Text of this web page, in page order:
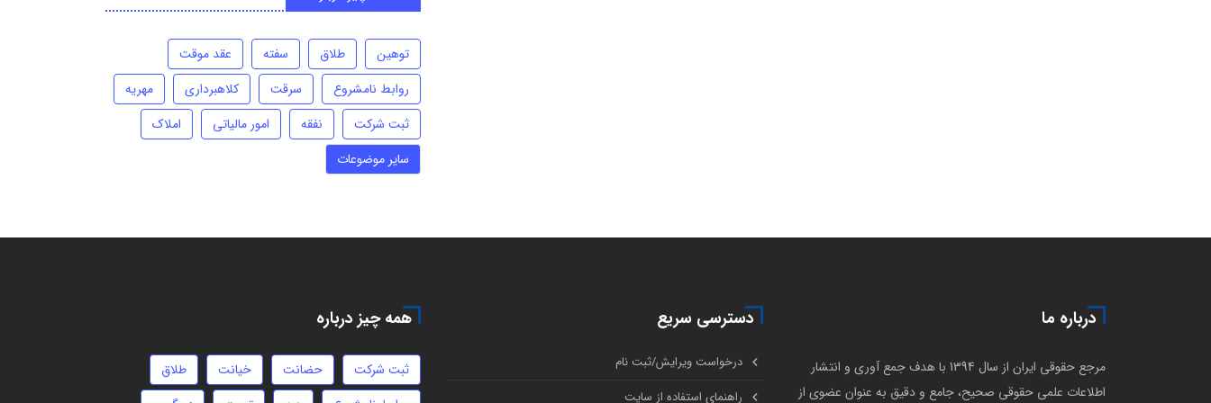
توهین طلاق سفته
عقد موقت
روابط نامشروع
سرقت کلاهبرداری
مهریه
ثبت شرکت
نفقه امور مالیاتی
املاک
سایر موضوعات
درباره ما
مرجع حقوقی ایران از سال 1394 با هدف جمع آوری و انتشار
اطلاعات علمی حقوقی صحیح، جامع و دقیق به عنوان عضوی از
دسترسی سریع
درخواست ویرایش/ثبت نام
راهنمای استفاده از سایت
همه چیز درباره
ثبت شرکت حضانت خیانت
طلاق